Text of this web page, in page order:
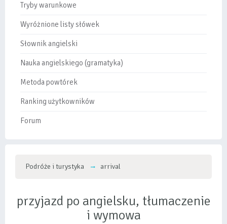
Tryby warunkowe
Wyróżnione listy słówek
Słownik angielski
Nauka angielskiego (gramatyka)
Metoda powtórek
Ranking użytkowników
Forum
Podróże i turystyka arrival
przyjazd po angielsku, tłumaczenie
i wymowa